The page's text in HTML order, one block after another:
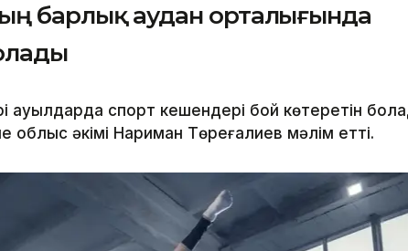
барлық аудан орталығында
ауылдарда спорт кешендері бой көтеретін
облыс әкімі Нариман Төреғалиев мәлім етті.